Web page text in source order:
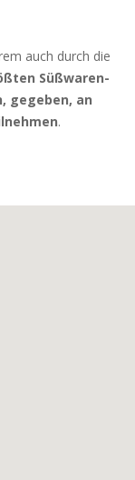
auch durch die
Süßwaren-
gegeben, an
.